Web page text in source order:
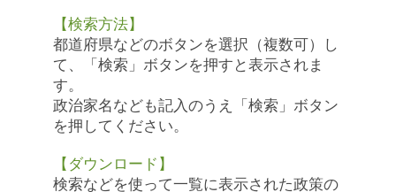
【検索方法】
都道府県などのボタンを選択（複数可）し
て、「検索」ボタンを押すと表示されま
す。
政治家名なども記入のうえ「検索」ボタン
を押してください。
【ダウンロード】
検索などを使って一覧に表示された政策の